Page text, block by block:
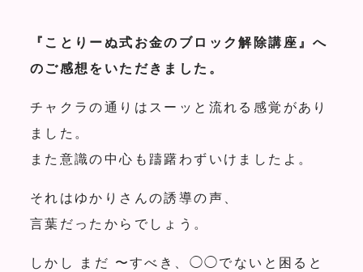
『ことりーぬ式お金のブロック解除講座』へ
のご感想をいただきました。
チャクラの通りはスーッと流れる感覚があり
ました。
また意識の中心も躊躇わずいけましたよ。
それはゆかりさんの誘導の声、
言葉だったからでしょう。
しかし まだ 〜すべき、◯◯でないと困ると